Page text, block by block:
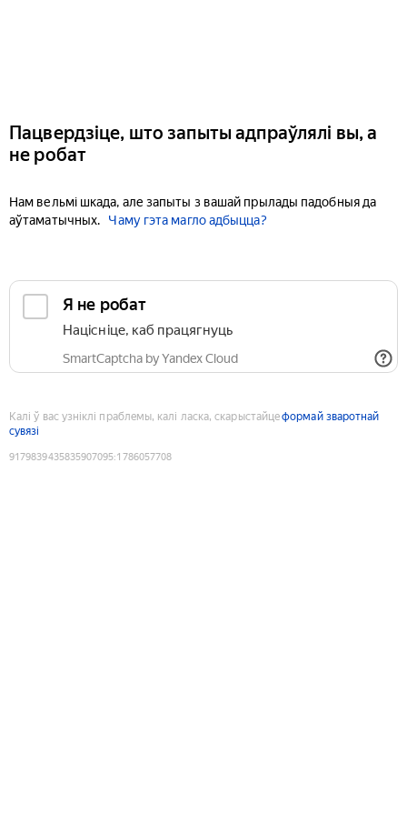
Пацвердзіце, што запыты адпраўлялі вы, а
не робат
Нам вельмі шкада, але запыты з вашай прылады падобныя да
аўтаматычных.
Чаму гэта магло адбыцца?
Я не робат
Націсніце, каб працягнуць
SmartCaptcha by Yandex Cloud
Калі ў вас узніклі праблемы, калі ласка, скарыстайцеформай зваротнай
сувязі
9179839435835907095:1786057708